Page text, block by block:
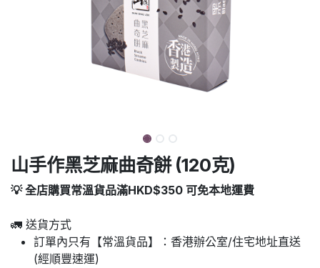
山手作黑芝麻曲奇餅 (120克)
💡 全店購買常溫貨品滿HKD$350 可免本地運費
🚛 送貨方式
訂單內只有【常溫貨品】：香港辦公室/住宅地址直送
(經順豐速運)